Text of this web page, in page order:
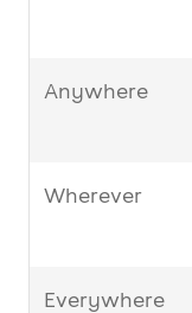
Anywhere
Wherever
Everywhere